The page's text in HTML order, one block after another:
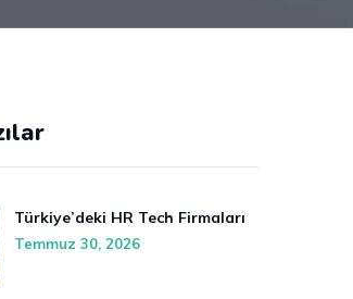
Türkiye’deki HR Tech Firmaları
Temmuz 30, 2026